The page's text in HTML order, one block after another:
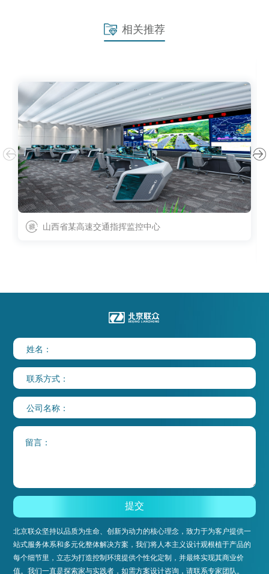
相关推荐
山西省某高速交通指挥监控中心
北京联众坚持以品质为生命、创新为动力的核心理念，致力于为客户提供一
站式服务体系和多元化整体解决方案，我们将人本主义设计观根植于产品的
每个细节里，立志为打造控制环境提供个性化定制，并最终实现其商业价
值。我们一直是探索家与实践者，如需方案设计咨询，请联系专家团队。